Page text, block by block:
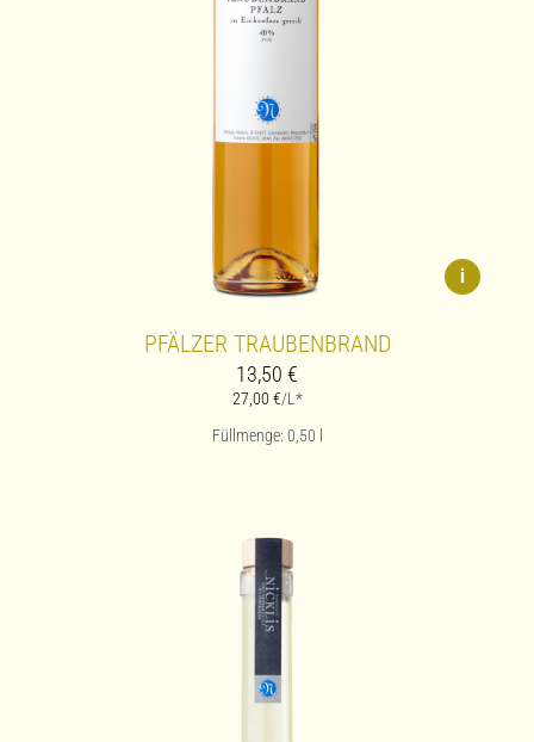
i
PFÄLZER TRAUBENBRAND
13,50 €
27,00 €/L*
Füllmenge: 0,50